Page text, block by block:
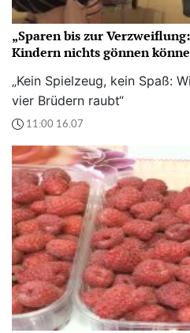
„Sparen bis zur
Kindern nichts gönnen
„Kein Spielzeug, kein Spaß:
vier Brüdern raubt“
11:00 16.07